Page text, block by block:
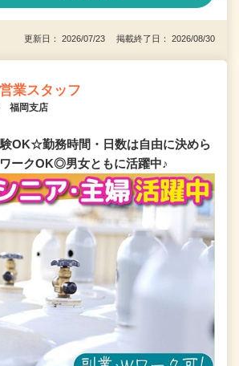
更新日： 2026/07/23 掲載終了日： 2026/08/30
業スタッフ
福岡支店
OK☆勤務時間・日数は自由に決めら
ークOK◎男女ともに活躍中♪